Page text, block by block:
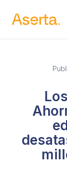
Saltar al